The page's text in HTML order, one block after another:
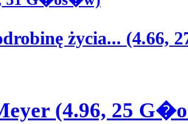
życia... (4.66,
(4.96, 25